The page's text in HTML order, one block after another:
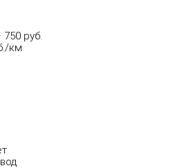
руб.
км